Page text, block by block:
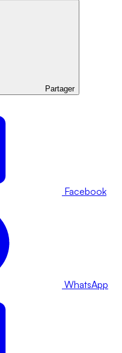
Partager
Facebook
WhatsApp